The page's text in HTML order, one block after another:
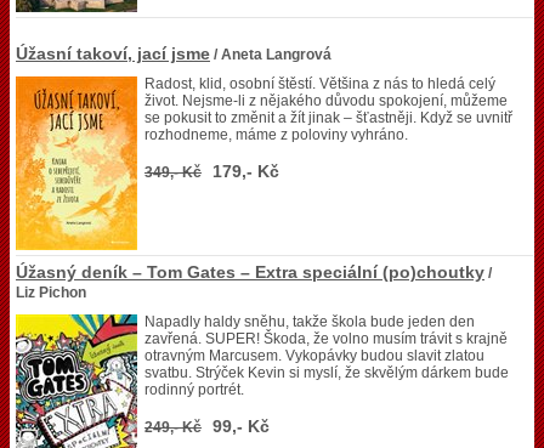
Úžasní takoví, jací jsme / Aneta Langrová
Radost, klid, osobní štěstí. Většina z nás to hledá celý
život. Nejsme-li z nějakého důvodu spokojení, můžeme
se pokusit to změnit a žít jinak – šťastněji. Když se uvnitř
rozhodneme, máme z poloviny vyhráno.
349,- Kč 179,- Kč
Úžasný deník – Tom Gates – Extra speciální (po)choutky /
Liz Pichon
Napadly haldy sněhu, takže škola bude jeden den
zavřená. SUPER! Škoda, že volno musím trávit s krajně
otravným Marcusem. Vykopávky budou slavit zlatou
svatbu. Strýček Kevin si myslí, že skvělým dárkem bude
rodinný portrét.
249,- Kč 99,- Kč